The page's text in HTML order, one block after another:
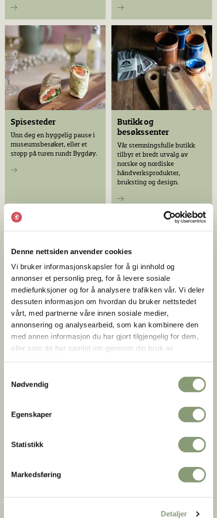
Denne nettsiden anvender cookies
Vi bruker informasjonskapsler for å gi innhold og
annonser et personlig preg, for å levere sosiale
mediefunksjoner og for å analysere trafikken vår. Vi deler
dessuten informasjon om hvordan du bruker nettstedet
vårt, med partnerne våre innen sosiale medier,
annonsering og analysearbeid, som kan kombinere den
med annen informasjon du har gjort tilgjengelig for dem,
eller som de har samlet inn gjennom din bruk av
Nødvendig
Egenskaper
Statistikk
Markedsføring
Detaljer
Spisesteder
Unn deg en hyggelig pause i
museumsbesøket, eller et
stopp på turen rundt Bygdøy.
Butikk og
besøkssenter
Vår stemningsfulle butikk
tilbyr et bredt utvalg av
norske og nordiske
håndverksprodukter,
bruksting og design.
Utstilling
EMALJE
Bli med på en reise gjennom 150 år med farger, lys og
sentrale plass i norsk kulturarv – fra historiske skatter til
moderne design.